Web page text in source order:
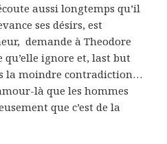
aussi longtemps qu’il
ses désirs, est
demande à Theodore
ignore et, last but
la moindre contradiction…
là que les hommes
que c’est de la